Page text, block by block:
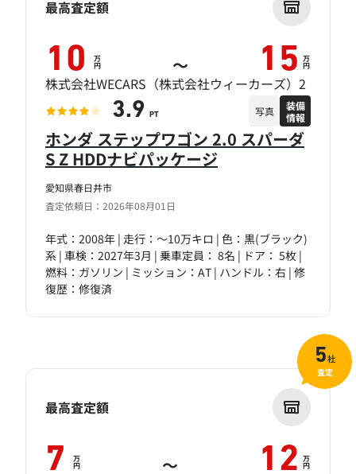
愛知県春日井市
査定依頼日：2026年08月01日
ホンダ ステップワゴン 2.0 スパーダ
S Z HDDナビパッケージ
年式：2008年 | 走行：～10万キロ | 色：黒(ブラック)
系 | 車検：2027年3月 | 乗車定員： 8名 | ドア： 5枚 |
燃料：ガソリン | ミッション：AT | ハンドル：右 | 修
復歴：修復済
最高査定額
10 万
円 ～ 15 万
円
株式会社WECARS（株式会社ウィーカーズ）2
3.9 PT 写真
装備
情報
最高査定額
7 万
円 ～ 12 万
円
5社
査定